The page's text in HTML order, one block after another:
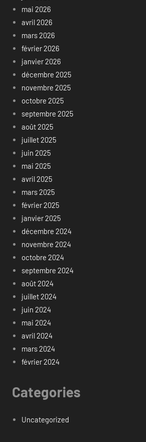
mai 2026
avril 2026
mars 2026
février 2026
janvier 2026
décembre 2025
novembre 2025
octobre 2025
septembre 2025
août 2025
juillet 2025
juin 2025
mai 2025
avril 2025
mars 2025
février 2025
janvier 2025
décembre 2024
novembre 2024
octobre 2024
septembre 2024
août 2024
juillet 2024
juin 2024
mai 2024
avril 2024
mars 2024
février 2024
Categories
Uncategorized